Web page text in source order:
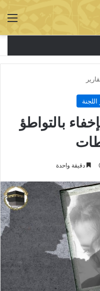
اللجنة
بالتواطؤ
دقيقة واحدة